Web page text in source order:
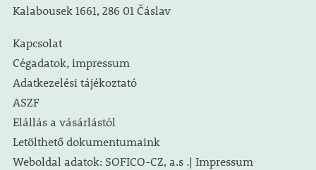
Kalabousek 1661, 286 01 Čáslav
Kapcsolat
Cégadatok, impressum
Adatkezelési tájékoztató
ASZF
Elállás a vásárlástól
Letölthető dokumentumaink
Weboldal adatok: SOFICO-CZ, a.s .| Impressum